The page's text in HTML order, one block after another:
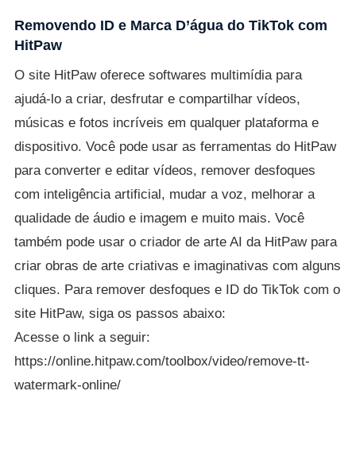
Removendo ID e Marca D’água do TikTok com
HitPaw
O site HitPaw oferece softwares multimídia para
ajudá-lo a criar, desfrutar e compartilhar vídeos,
músicas e fotos incríveis em qualquer plataforma e
dispositivo. Você pode usar as ferramentas do HitPaw
para converter e editar vídeos, remover desfoques
com inteligência artificial, mudar a voz, melhorar a
qualidade de áudio e imagem e muito mais. Você
também pode usar o criador de arte AI da HitPaw para
criar obras de arte criativas e imaginativas com alguns
cliques. Para remover desfoques e ID do TikTok com o
site HitPaw, siga os passos abaixo:
Acesse o link a seguir:
https://online.hitpaw.com/toolbox/video/remove-tt-
watermark-online/